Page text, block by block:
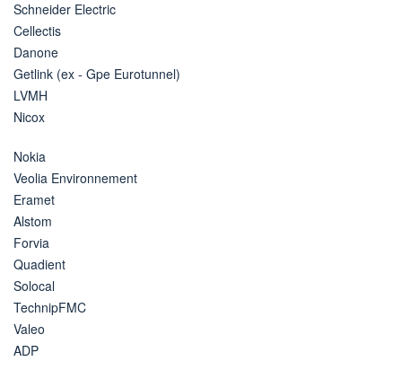
Schneider Electric
Cellectis
Danone
Getlink (ex - Gpe Eurotunnel)
LVMH
Nicox
Nokia
Veolia Environnement
Eramet
Alstom
Forvia
Quadient
Solocal
TechnipFMC
Valeo
ADP